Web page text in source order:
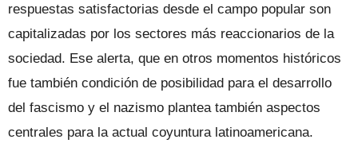
respuestas satisfactorias desde el campo popular son
capitalizadas por los sectores más reaccionarios de la
sociedad. Ese alerta, que en otros momentos históricos
fue también condición de posibilidad para el desarrollo
del fascismo y el nazismo plantea también aspectos
centrales para la actual coyuntura latinoamericana.